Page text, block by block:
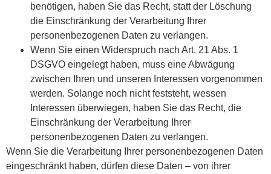
benötigen, haben Sie das Recht, statt der Löschung
die Einschränkung der Verarbeitung Ihrer
personenbezogenen Daten zu verlangen.
Wenn Sie einen Widerspruch nach Art. 21 Abs. 1
DSGVO eingelegt haben, muss eine Abwägung
zwischen Ihren und unseren Interessen vorgenommen
werden. Solange noch nicht feststeht, wessen
Interessen überwiegen, haben Sie das Recht, die
Einschränkung der Verarbeitung Ihrer
personenbezogenen Daten zu verlangen.
Wenn Sie die Verarbeitung Ihrer personenbezogenen Daten
eingeschränkt haben, dürfen diese Daten – von ihrer